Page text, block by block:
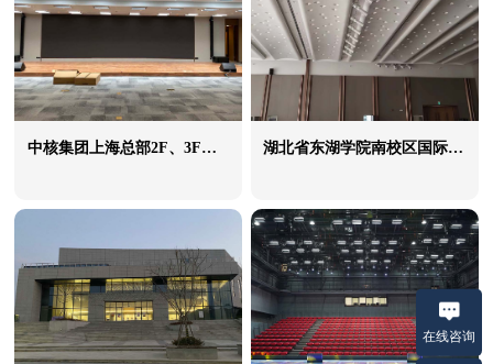
中核集团上海总部2F、3F大会议室 湖北省东湖学院南校区国际学术交流中心
在线咨询